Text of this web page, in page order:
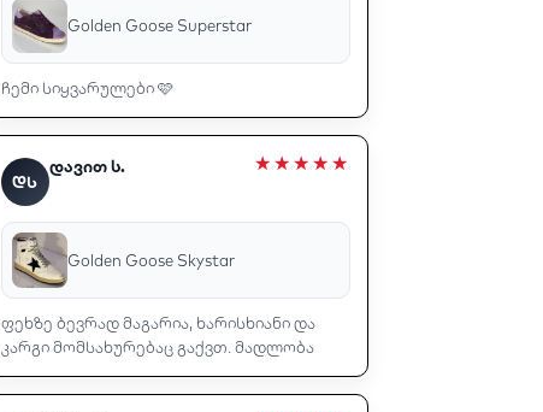
Golden Goose Superstar
ჩემი სიყვარულები 🩷
ᲓᲡ
დავით ს.
Golden Goose Skystar
ფეხზე ბევრად მაგარია, ხარისხიანი და
კარგი მომსახურებაც გაქვთ. მადლობა